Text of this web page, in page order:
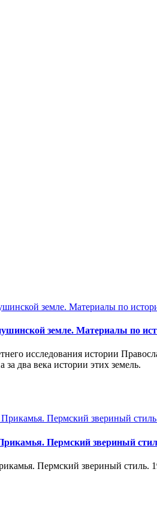
земле. Материалы по
исследования истории
два века истории этих земель.
Пермский звериный
Пермский звериный стиль.